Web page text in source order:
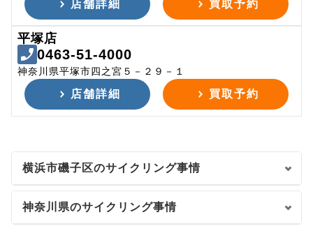
店舗詳細 買取予約
平塚店
0463-51-4000
神奈川県平塚市四之宮５－２９－１
店舗詳細 買取予約
横浜市磯子区のサイクリング事情
神奈川県のサイクリング事情